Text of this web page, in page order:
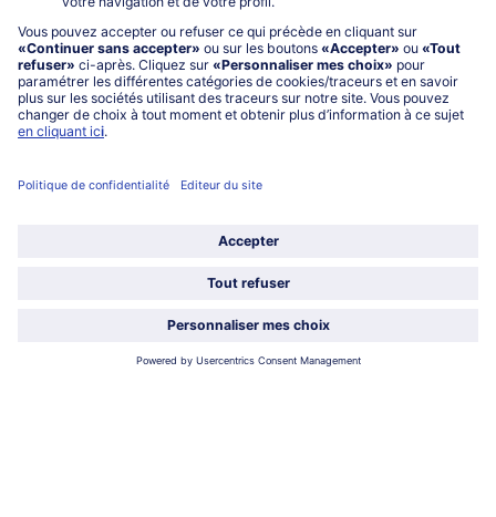
service@bofrost.fr
0801 902 406
Lu-Ve : 9h - 20h (appel non surtaxé)